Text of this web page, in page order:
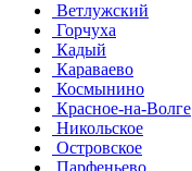
Ветлужский
Горчуха
Кадый
Караваево
Космынино
Красное-на-Волге
Никольское
Островское